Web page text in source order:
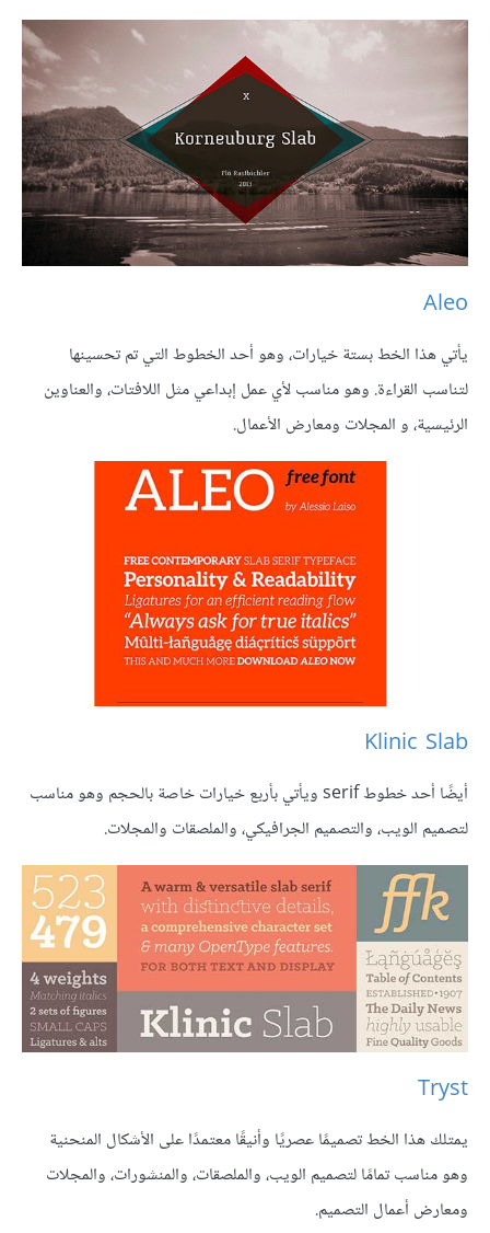
Aleo
يأتي هذا الخط بستة خيارات، وهو أحد الخطوط التي تم تحسينها
لتناسب القراءة. وهو مناسب لأي عمل إبداعي مثل اللافتات، والعناوين
الرئيسية، و المجلات ومعارض الأعمال.
Klinic Slab
أيضًا أحد خطوط serif ويأتي بأربع خيارات خاصة بالحجم وهو مناسب
لتصميم الويب، والتصميم الجرافيكي، والملصقات والمجلات.
Tryst
يمتلك هذا الخط تصميمًا عصريًا وأنيقًا معتمدًا على الأشكال المنحنية
وهو مناسب تمامًا لتصميم الويب، والملصقات، والمنشورات، والمجلات
ومعارض أعمال التصميم.